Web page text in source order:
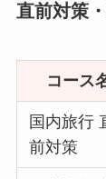
直前対策
コース
国内旅行
前対策